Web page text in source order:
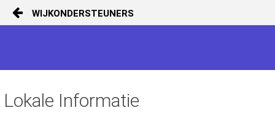
WIJKONDERSTEUNERS
Lokale Informatie